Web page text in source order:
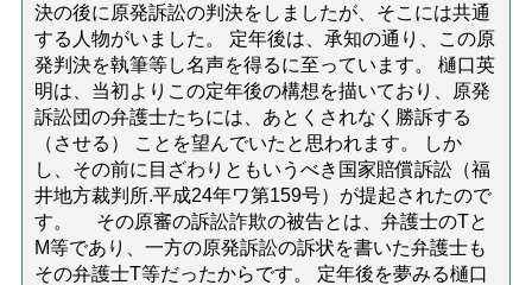
決の後に原発訴訟の判決をしましたが、そこには共通
する人物がいました。 定年後は、承知の通り、この原
発判決を執筆等し名声を得るに至っています。 樋口英
明は、当初よりこの定年後の構想を描いており、原発
訴訟団の弁護士たちには、あとくされなく勝訴する
（させる） ことを望んでいたと思われます。 しか
し、その前に目ざわりともいうべき国家賠償訴訟（福
井地方裁判所.平成24年ワ第159号）が提起されたので
す。 その原審の訴訟詐欺の被告とは、弁護士のTと
M等であり、一方の原発訴訟の訴状を書いた弁護士も
その弁護士T等だったからです。 定年後を夢みる樋口